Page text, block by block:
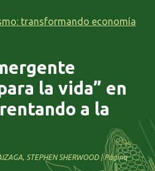
transformando economía
la vida” en
a la
STEPHEN SHERWOOD | Página